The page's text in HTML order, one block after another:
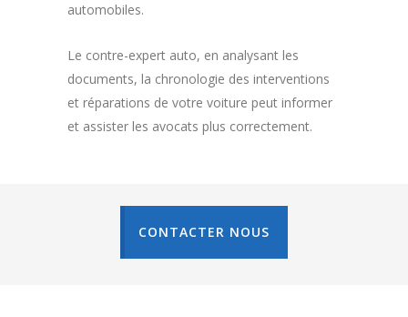
automobiles.
Le contre-expert auto, en analysant les
documents, la chronologie des interventions
et réparations de votre voiture peut informer
et assister les avocats plus correctement.
CONTACTER NOUS